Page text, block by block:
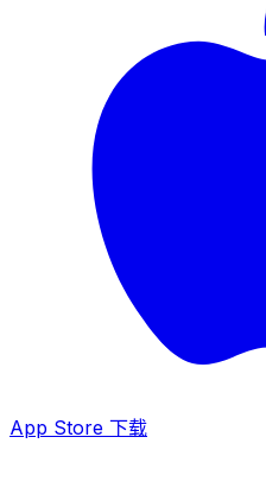
App Store 下载